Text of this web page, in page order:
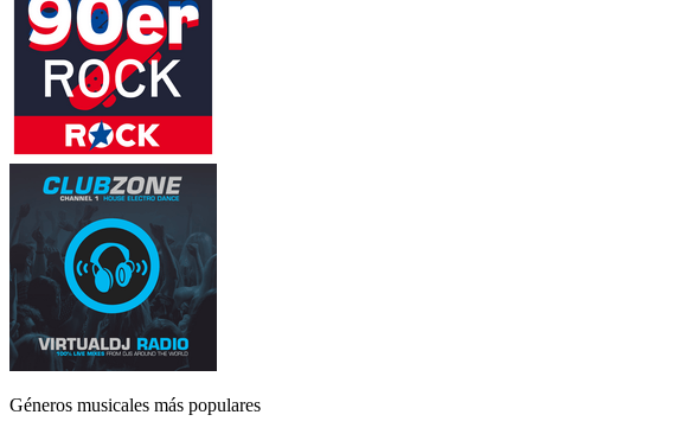
Géneros musicales más populares